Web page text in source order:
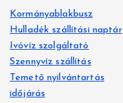
é
s
:
Kormányablakbusz
Hulladék szállítási naptár
Ivóvíz szolgáltató
Szennyvíz szállítás
Temető nyilvántartás
időjárás